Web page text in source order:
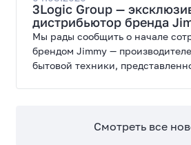
3Logic Group —
дистрибьютор бренда
Мы рады сообщить о начале
брендом Jimmy —
бытовой техники,
Смотреть все